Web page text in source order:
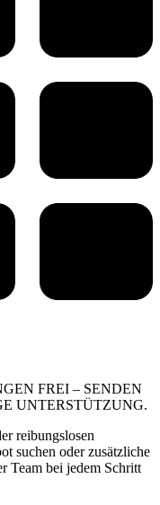
FREI – SENDEN
UNTERSTÜTZUNG.
reibungslosen
suchen oder zusätzliche
Team bei jedem Schritt